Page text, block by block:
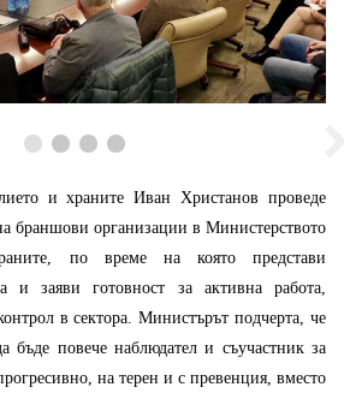
и храните Иван Христанов проведе
браншови организации в Министерството
по време на която представи
и заяви готовност за активна работа,
в сектора. Министърът подчерта, че
бъде повече наблюдател и съучастник за
на терен и с превенция, вместо